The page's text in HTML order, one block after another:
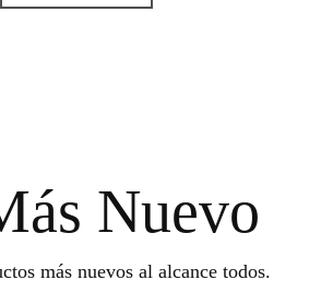
Nuevo
más nuevos al alcance todos.